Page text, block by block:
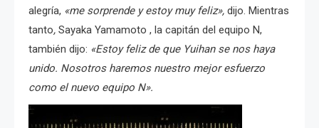
alegría, «me sorprende y estoy muy feliz», dijo. Mientras
tanto, Sayaka Yamamoto , la capitán del equipo N,
también dijo: «Estoy feliz de que Yuihan se nos haya
unido. Nosotros haremos nuestro mejor esfuerzo
como el nuevo equipo N».